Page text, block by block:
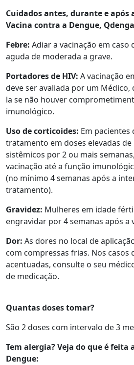
Cuidados antes, durante e após
Vacina contra a Dengue,
Febre: Adiar a vacinação em caso
aguda de moderada a grave.
Portadores de HIV: A vacinação
deve ser avaliada por um Médico,
la se não houver
imunológico.
Uso de corticoides: Em pacientes
tratamento em doses elevadas
sistêmicos por 2 ou mais
vacinação até a função
(no mínimo 4 semanas após a
tratamento).
Gravidez: Mulheres em idade
engravidar por 4 semanas após a
Dor: As dores no local de
com compressas frias. Nos casos
acentuadas, consulte o seu
de medicação.
Quantas doses tomar?
São 2 doses com intervalo de 3
Tem alergia? Veja do que é feita
Dengue: